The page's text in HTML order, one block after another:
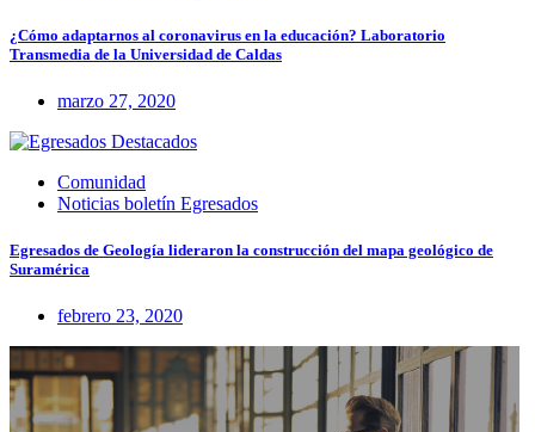
¿Cómo adaptarnos al coronavirus en la educación? Laboratorio
Transmedia de la Universidad de Caldas
marzo 27, 2020
Comunidad
Noticias boletín Egresados
Egresados de Geología lideraron la construcción del mapa geológico de
Suramérica
febrero 23, 2020